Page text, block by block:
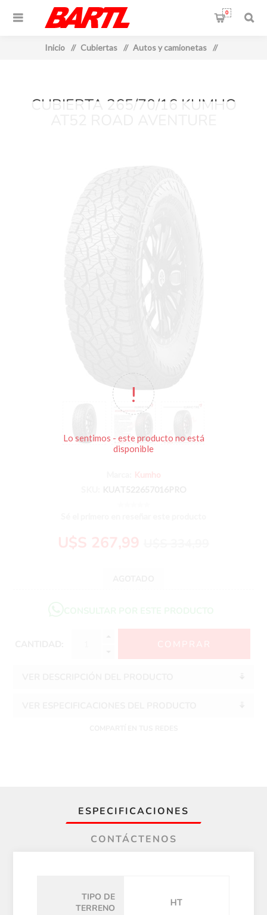
0
Inicio / Cubiertas / Autos y camionetas /
CUBIERTA 265/70/16 KUMHO
Lo sentimos - este producto no está
disponible
Kumho
U$S 267,99
ESPECIFICACIONES
CONTÁCTENOS
TIPO DE
TERRENO
HT